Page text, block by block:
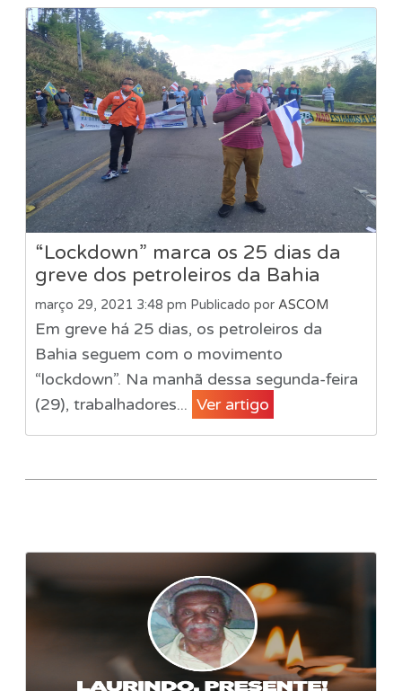
“Lockdown” marca os 25 dias da
greve dos petroleiros da Bahia
março 29, 2021 3:48 pm Publicado por ASCOM
Em greve há 25 dias, os petroleiros da
Bahia seguem com o movimento
“lockdown”. Na manhã dessa segunda-feira
(29), trabalhadores... Ver artigo